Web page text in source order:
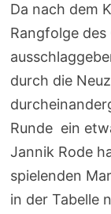
Da nach dem
Rangfolge
durch die
Runde ein
Jannik Rode
spielenden
in der Tabelle